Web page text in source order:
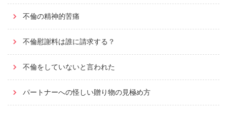
不倫の精神的苦痛
不倫慰謝料は誰に請求する？
不倫をしていないと言われた
パートナーへの怪しい贈り物の見極め方